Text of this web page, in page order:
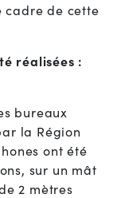
cadre de cette
réalisées :
bureaux
la Région
ont été
sur un mât
2 mètres